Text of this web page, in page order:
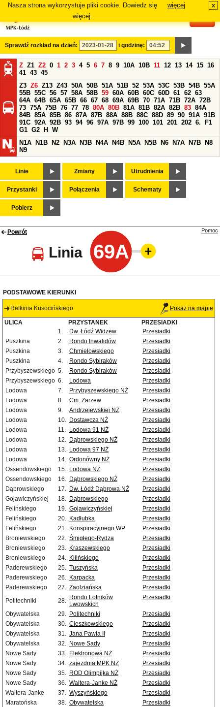
Nasza strona wykorzystuje pliki cookie. Dowiedz się
więcej.
więcej x
Sprawdź rozkład na dzień: i godzinę:
Z Z1 Z2 0 1 2 3 4 5 6 7 8 9 10A 10B 11 12 13 14 15 16
41 43 45
Z3 Z6 Z13 Z43 50A 50B 51A 51B 52 53A 53C 53B 54B 55A
55B 55C 56 57 58A 58B 59 60A 60B 60C 60D 61 62 63
64A 64B 65A 65B 66 67 68 69A 69B 70 71A 71B 72A 72B
73 75A 75B 76 77 78 80A 80B 81A 81B 82A 82B 83 84A
84B 85A 85B 86 87A 87B 88A 88B 88C 88D 89 90 91A 91B
91C 92A 92B 93 94 96 97A 97B 99 100 101 201 202 6.
F1
G1 G2 H
W
N1A
N1B N2 N3A N3B N4A N4B N5A N5B N6 N7A N7B
N8
N9
Linie Zmiany Utrudnienia
Przystanki Połączenia Schematy
Pobierz
Powrót
Linia 69A
Pomoc
PODSTAWOWE KIERUNKI
Retkinia Kusocińskiego Pokaż na mapie
ULICA PRZYSTANEK
PRZESIADKI
1.
Dw. Łódź Widzew
Przesiadki
Puszkina
2. Rondo Inwalidów
Przesiadki
Puszkina
3. Chmielowskiego
Przesiadki
Puszkina
4. Rondo Sybiraków
Przesiadki
Przybyszewskiego 5. Rondo Sybiraków
Przesiadki
Przybyszewskiego 6. Lodowa
Przesiadki
Lodowa
7. Przybyszewskiego NŻ
Przesiadki
Lodowa
8. Cm. Zarzew
Przesiadki
Lodowa
9. Andrzejewskiej NŻ
Przesiadki
Lodowa
10. Dostawcza NŻ
Przesiadki
Lodowa
11. Lodowa 91 NŻ
Przesiadki
Lodowa
12. Dąbrowskiego NŻ
Przesiadki
Lodowa
13. Lodowa 97 NŻ
Przesiadki
Lodowa
14. Ordonówny NŻ
Przesiadki
Ossendowskiego
15. Lodowa NŻ
Przesiadki
Ossendowskiego
16. Dąbrowskiego NŻ
Przesiadki
Dąbrowskiego
17. Dw. Łódź Dąbrowa NŻ
Przesiadki
Gojawiczyńskiej
18. Dąbrowskiego
Przesiadki
Felińskiego
19. Gojawiczyńskiej
Przesiadki
Felińskiego
20. Kadłubka
Przesiadki
Felińskiego
21. Konspiracyjnego WP
Przesiadki
Broniewskiego
22. Śmigłego-Rydza
Przesiadki
Broniewskiego
23. Kraszewskiego
Przesiadki
Broniewskiego
24. Kilińskiego
Przesiadki
Paderewskiego
25. Tuszyńska
Przesiadki
Paderewskiego
26. Karpacka
Przesiadki
Paderewskiego
27. Zaolziańska
Przesiadki
Politechniki
28. Rondo Lotników
Lwowskich
Przesiadki
Obywatelska 29. Politechniki
Przesiadki
Obywatelska
30. Cieszkowskiego
Przesiadki
Obywatelska
31. Jana Pawła II
Przesiadki
Obywatelska
32. Nowe Sady
Przesiadki
Nowe Sady
33. Elektronowa NŻ
Przesiadki
Nowe Sady
34. zajezdnia MPK NŻ
Przesiadki
Nowe Sady
35. ROD Olimpijka NŻ
Przesiadki
Nowe Sady
36. Waltera-Janke NŻ
Przesiadki
Waltera-Janke
37. Wyszyńskiego
Przesiadki
Maratońska
38. Obywatelska
Przesiadki